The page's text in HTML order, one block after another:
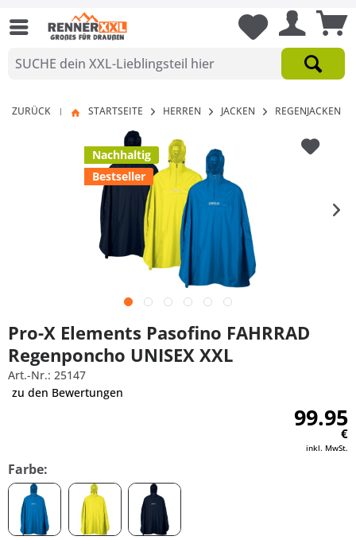
ZURÜCK | STARTSEITE HERREN JACKEN REGENJACKEN
Nachhaltig
Bestseller
Pro-X Elements Pasofino FAHRRAD
Regenponcho UNISEX XXL
Art.-Nr.: 25147
zu den Bewertungen
99.95
€
inkl. MwSt.
Farbe: